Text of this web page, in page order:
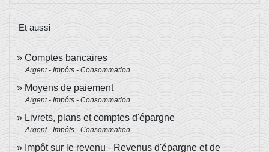
Et aussi
Comptes bancaires
Argent - Impôts - Consommation
Moyens de paiement
Argent - Impôts - Consommation
Livrets, plans et comptes d'épargne
Argent - Impôts - Consommation
Impôt sur le revenu - Revenus d'épargne et de